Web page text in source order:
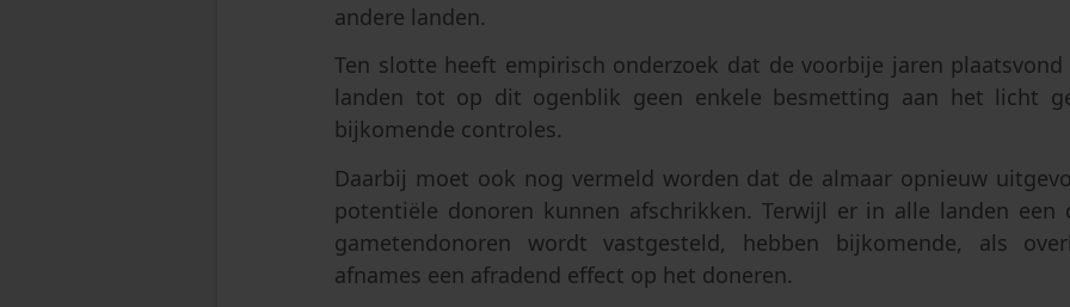
andere landen.
Ten slotte heeft empirisch onderzoek dat de voorbije jaren plaatsvond
landen tot op dit ogenblik geen enkele besmetting aan het licht
bijkomende controles.
Daarbij moet ook nog vermeld worden dat de almaar opnieuw
potentiële donoren kunnen afschrikken. Terwijl er in alle landen
gametendonoren wordt vastgesteld, hebben bijkomende, als
afnames een afradend effect op het doneren.